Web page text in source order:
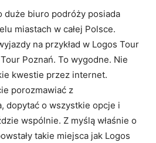
duże biuro podróży posiada
miastach w całej Polsce.
na przykład w Logos Tour
Poznań. To wygodne. Nie
kwestie przez internet.
porozmawiać z
dopytać o wszystkie opcje i
wspólnie. Z myślą właśnie o
takie miejsca jak Logos